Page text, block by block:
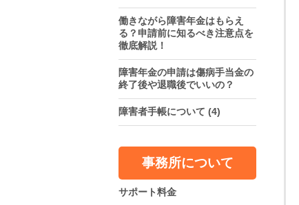
働きながら障害年金はもらえ
る？申請前に知るべき注意点を
徹底解説！
障害年金の申請は傷病手当金の
終了後や退職後でいいの？
障害者手帳について (4)
事務所について
サポート料金